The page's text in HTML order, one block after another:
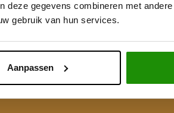
deze gegevens combineren met
gebruik van hun services.
Aanpassen
€95,04 Excl. btw
€115,00 Incl. btw
Advies van specialisten